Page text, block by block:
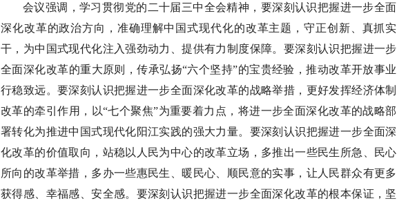
会议强调，学习贯彻党的二十届三中全会精神，要深刻认识把握进一步全面
深化改革的政治方向，准确理解中国式现代化的改革主题，守正创新、真抓实
干，为中国式现代化注入强劲动力、提供有力制度保障。要深刻认识把握进一步
全面深化改革的重大原则，传承弘扬“六个坚持”的宝贵经验，推动改革开放事业
行稳致远。要深刻认识把握进一步全面深化改革的战略举措，更好发挥经济体制
改革的牵引作用，以“七个聚焦”为重要着力点，将进一步全面深化改革的战略部
署转化为推进中国式现代化阳江实践的强大力量。要深刻认识把握进一步全面深
化改革的价值取向，站稳以人民为中心的改革立场，多推出一些民生所急、民心
所向的改革举措，多办一些惠民生、暖民心、顺民意的实事，让人民群众有更多
获得感、幸福感、安全感。要深刻认识把握进一步全面深化改革的根本保证，坚